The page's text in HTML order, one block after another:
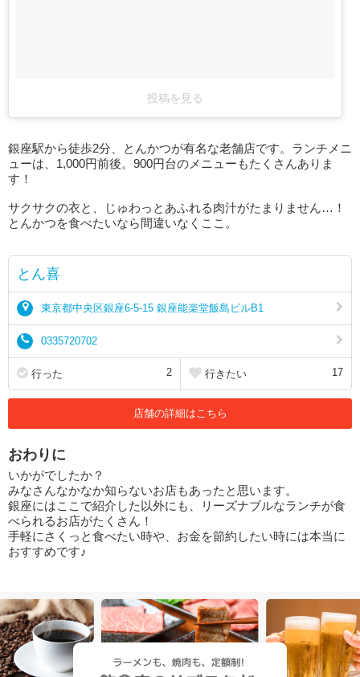
投稿を見る
銀座駅から徒歩2分、とんかつが有名な老舗店です。ランチメニ
ューは、1,000円前後。900円台のメニューもたくさんありま
す！
サクサクの衣と、じゅわっとあふれる肉汁がたまりません…！
とんかつを食べたいなら間違いなくここ。
とん喜
東京都中央区銀座6-5-15 銀座能楽堂飯島ビルB1
0335720702
行った 2 行きたい 17
店舗の詳細はこちら
おわりに
いかがでしたか？
みなさんなかなか知らないお店もあったと思います。
銀座にはここで紹介した以外にも、リーズナブルなランチが食
べられるお店がたくさん！
手軽にさくっと食べたい時や、お金を節約したい時には本当に
おすすめです♪